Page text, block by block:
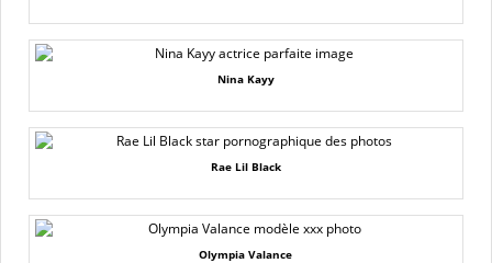
Nina Kayy
Rae Lil Black
Olympia Valance